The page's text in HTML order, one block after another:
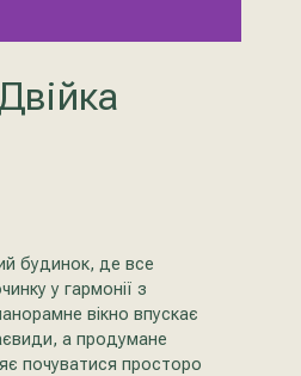
будинок, де все
у гармонії з
вікно впускає
а продумане
почуватися просторо